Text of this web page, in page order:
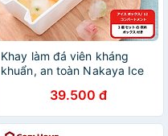
Khay làm đá viên kháng
khuẩn, an toàn Nakaya Ice
Bản |#nhập khẩu chính
hãng| |#Made in Japan|
|#K280|#K281|#K298
39.500 đ